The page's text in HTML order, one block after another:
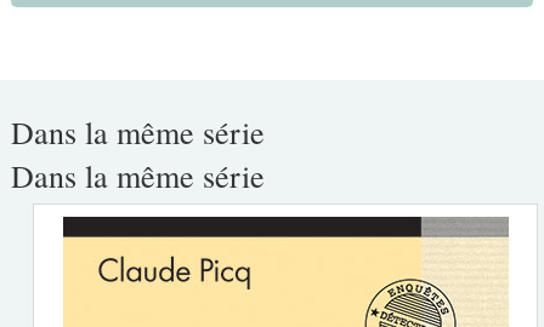
Dans la même série
Dans la même série